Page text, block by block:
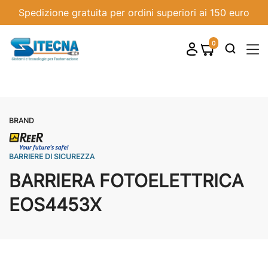
Spedizione gratuita per ordini superiori ai 150 euro
 shopping_cart0
BARRIERE DI SICUREZZA
BARRIERA FOTOELETTRICA
EOS4453X
BRAND